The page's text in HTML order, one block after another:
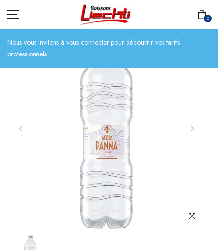
0
TOUT L’ASSORTIMENT
BIÈRES
BOISSONS SANS ALCOOL
CATALOGUES
Nous vous invitons à vous connecter pour découvrir vos tarifs
professionnels.